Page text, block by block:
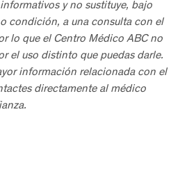
y no sustituye, bajo
condición, a una consulta con el
lo que el Centro Médico ABC no
el uso distinto que puedas darle.
información relacionada con el
directamente al médico